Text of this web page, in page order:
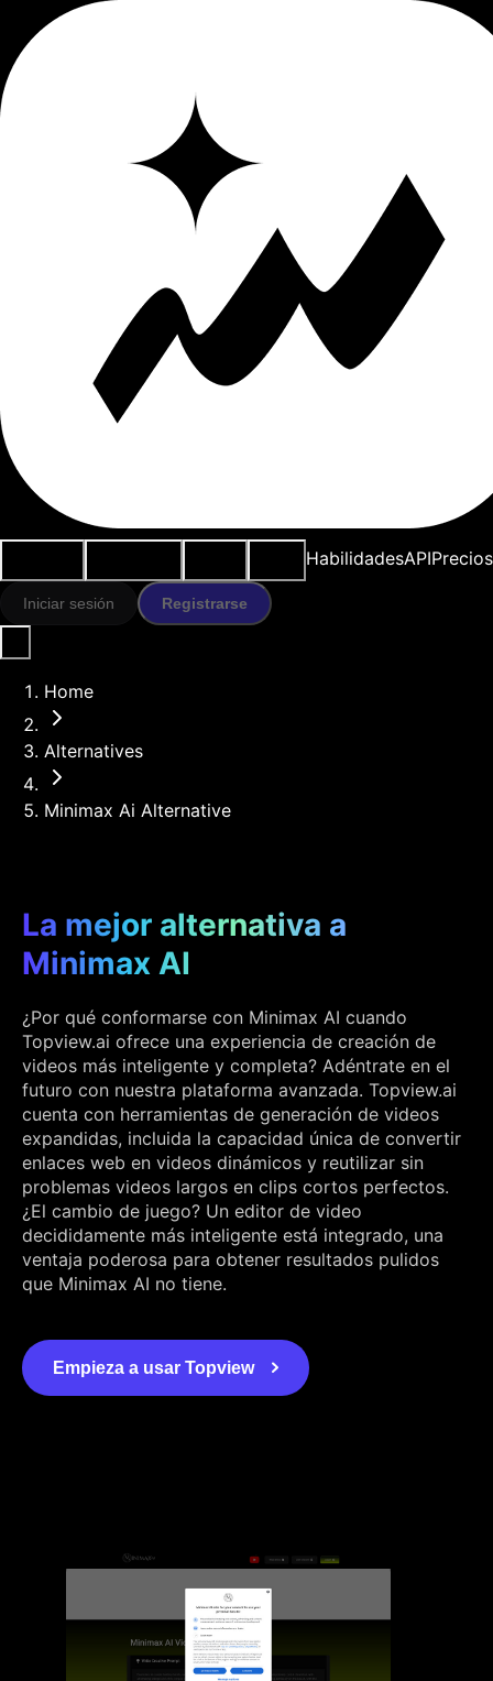
HabilidadesAPIPrecios
Iniciar sesión Registrarse
Home
Alternatives
Minimax Ai Alternative
La mejor alternativa a
Minimax AI
¿Por qué conformarse con Minimax AI cuando
Topview.ai ofrece una experiencia de creación de
videos más inteligente y completa? Adéntrate en el
futuro con nuestra plataforma avanzada. Topview.ai
cuenta con herramientas de generación de videos
expandidas, incluida la capacidad única de convertir
enlaces web en videos dinámicos y reutilizar sin
problemas videos largos en clips cortos perfectos.
¿El cambio de juego? Un editor de video
decididamente más inteligente está integrado, una
ventaja poderosa para obtener resultados pulidos
que Minimax AI no tiene.
Empieza a usar Topview